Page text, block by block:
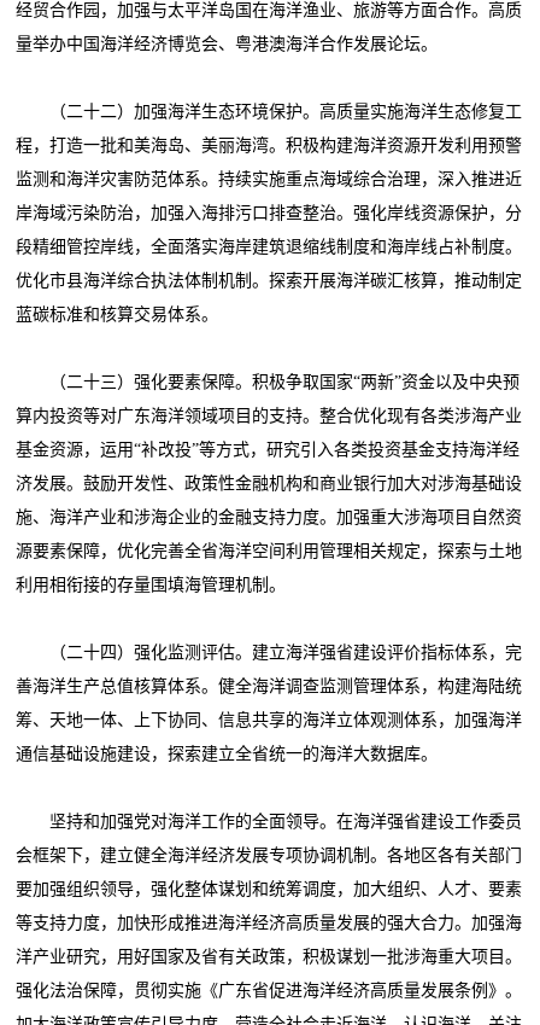
经贸合作园，加强与太平洋岛国在海洋渔业、旅游等方面合作。高质
量举办中国海洋经济博览会、粤港澳海洋合作发展论坛。
（二十二）加强海洋生态环境保护。高质量实施海洋生态修复工
程，打造一批和美海岛、美丽海湾。积极构建海洋资源开发利用预警
监测和海洋灾害防范体系。持续实施重点海域综合治理，深入推进近
岸海域污染防治，加强入海排污口排查整治。强化岸线资源保护，分
段精细管控岸线，全面落实海岸建筑退缩线制度和海岸线占补制度。
优化市县海洋综合执法体制机制。探索开展海洋碳汇核算，推动制定
蓝碳标准和核算交易体系。
（二十三）强化要素保障。积极争取国家“两新”资金以及中央预
算内投资等对广东海洋领域项目的支持。整合优化现有各类涉海产业
基金资源，运用“补改投”等方式，研究引入各类投资基金支持海洋经
济发展。鼓励开发性、政策性金融机构和商业银行加大对涉海基础设
施、海洋产业和涉海企业的金融支持力度。加强重大涉海项目自然资
源要素保障，优化完善全省海洋空间利用管理相关规定，探索与土地
利用相衔接的存量围填海管理机制。
（二十四）强化监测评估。建立海洋强省建设评价指标体系，完
善海洋生产总值核算体系。健全海洋调查监测管理体系，构建海陆统
筹、天地一体、上下协同、信息共享的海洋立体观测体系，加强海洋
通信基础设施建设，探索建立全省统一的海洋大数据库。
坚持和加强党对海洋工作的全面领导。在海洋强省建设工作委员
会框架下，建立健全海洋经济发展专项协调机制。各地区各有关部门
要加强组织领导，强化整体谋划和统筹调度，加大组织、人才、要素
等支持力度，加快形成推进海洋经济高质量发展的强大合力。加强海
洋产业研究，用好国家及省有关政策，积极谋划一批涉海重大项目。
强化法治保障，贯彻实施《广东省促进海洋经济高质量发展条例》。